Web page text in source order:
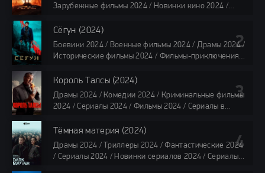
Зарубежные фильмы 2024 / Новинки кино 2024 /
Фильмы 4K / Фильмы 2024 / Популярные фильмы /
Смотреть фильмы онлайн
118 мин.
Сёгун (2024)
Боевики 2024 / Военные фильмы 2024 / Драмы 2024 /
Исторические фильмы 2024 / Фильмы-приключения
Сериалы 4K / Фильмы 2024 / Сериалы в озвучке
TVShows / Сериалы в озвучке LostFilm / Сериалы в
озвучке HDrezka Studio / Смотреть фильмы онлайн
все серии по 45 минут
Король Талсы (2024)
Драмы 2024 / Комедии 2024 / Криминальные фильмы
2024 / Сериалы 2024 / Фильмы 2024 / Сериалы в
Сериалы в озвучке HDrezka Studio / Смотреть фильмы
онлайн
40 мин
Тёмная материя (2024)
Драмы 2024 / Триллеры 2024 / Фантастические 2024
/ Сериалы 2024 / Новинки сериалов 2024 / Сериалы